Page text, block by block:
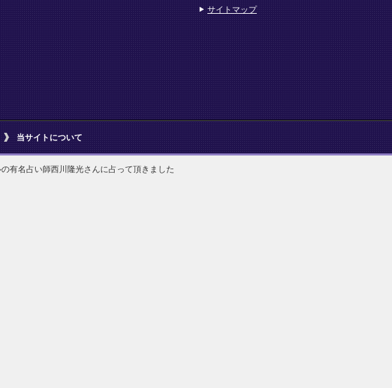
当サイトについて
有名占い師西川隆光さんに占って頂きました
サイトマップ